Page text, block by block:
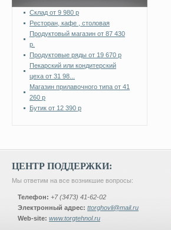
Склад от 9 980 р
Ресторан, кафе , столовая
Продуктовый магазин от 87 430
р.
Продуктовые ряды от 19 670 р
Пекарский или кондитерский
цеха от 31 98...
Магазин прилавочного типа от 41
260 р
Бутик от 12 390 р
ЦЕНТР ПОДДЕРЖКИ:
Мы ответим на все возникшие вопросы:
Телефон: +7 (3473) 41-62-02
Электронный адрес: ttorghovli@mail.ru
Web-site: www.torgtehnol.ru